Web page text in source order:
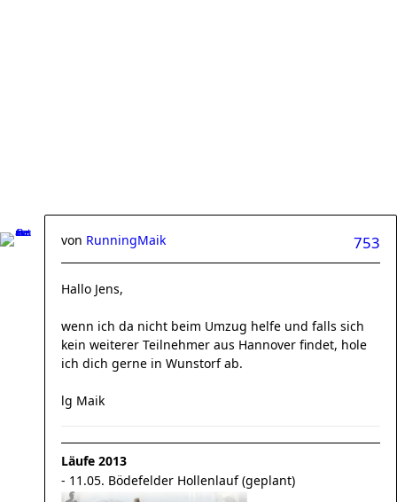
753
von RunningMaik
Hallo Jens,
wenn ich da nicht beim Umzug helfe und falls sich
kein weiterer Teilnehmer aus Hannover findet, hole
ich dich gerne in Wunstorf ab.
lg Maik
Läufe 2013
- 11.05. Bödefelder Hollenlauf (geplant)